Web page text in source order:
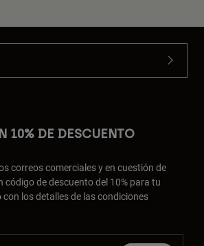
10% DE DESCUENTO
correos comerciales y en cuestión de
código de descuento del 10% para tu
los detalles de las condiciones